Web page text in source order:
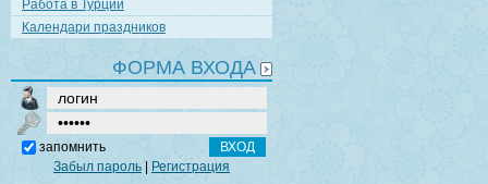
Работа в Турции
Календари праздников
ФОРМА ВХОДА
запомнить
Забыл пароль
Регистрация